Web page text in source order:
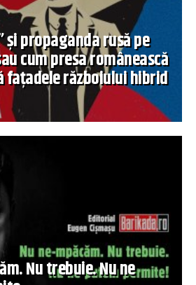
și propaganda rusă pe
cum presa românească
fațadele războiului hibrid
Nu trebuie. Nu ne